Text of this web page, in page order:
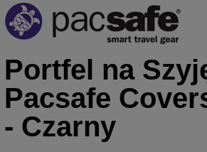
Portfel na
Pacsafe
- Czarny